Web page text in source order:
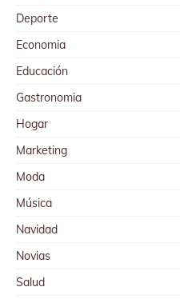
Deporte
Economia
Educación
Gastronomia
Hogar
Marketing
Moda
Música
Navidad
Novias
Salud